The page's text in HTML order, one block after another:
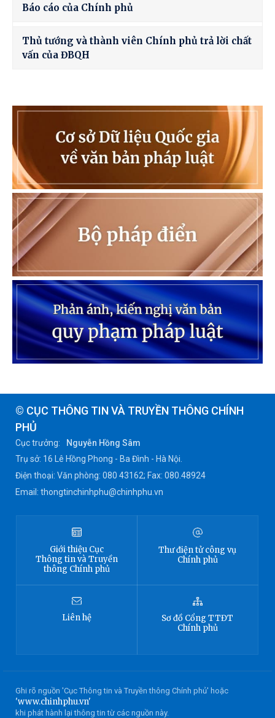
Báo cáo của Chính phủ
Thủ tướng và thành viên Chính phủ trả lời chất
vấn của ĐBQH
© CỤC THÔNG TIN VÀ TRUYỀN THÔNG CHÍNH
PHỦ
Cục trưởng:
Nguyễn Hồng Sâm
Trụ sở: 16 Lê Hồng Phong - Ba Đình - Hà Nội.
Điện thoại: Văn phòng: 080 43162; Fax: 080.48924
Email: thongtinchinhphu@chinhphu.vn
Giới thiệu Cục
Thông tinvà Truyền
thông Chính phủ
Thư điện tử công vụ
Chính phủ
Liên hệ Sơ đồ Cổng TTĐT
Chính phủ
Ghi rõ nguồn 'Cục Thông tin và Truyền thông Chính phủ' hoặc
'www.chinhphu.vn'
khi phát hành lại thông tin từ các nguồn này.